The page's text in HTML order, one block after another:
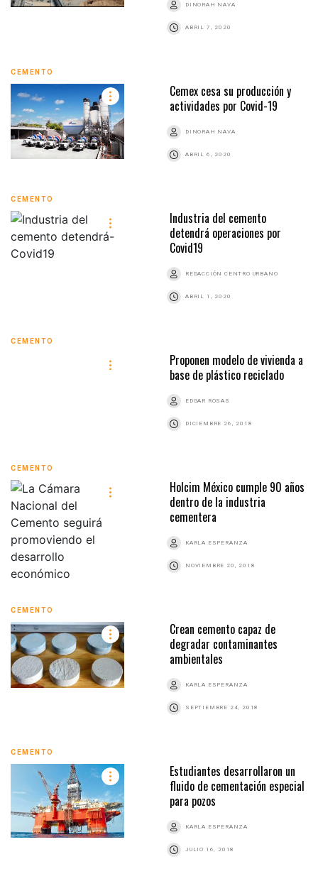
DINORAH NAVA
ABRIL 7, 2020
CEMENTO
Cemex cesa su producción y
actividades por Covid-19
DINORAH NAVA
ABRIL 6, 2020
CEMENTO
Industria del cemento
detendrá operaciones por
Covid19
REDACCIÓN CENTRO URBANO
ABRIL 1, 2020
CEMENTO
Proponen modelo de vivienda a
base de plástico reciclado
EDGAR ROSAS
DICIEMBRE 26, 2018
CEMENTO
Holcim México cumple 90 años
dentro de la industria
cementera
KARLA ESPERANZA
NOVIEMBRE 20, 2018
CEMENTO
Crean cemento capaz de
degradar contaminantes
ambientales
KARLA ESPERANZA
SEPTIEMBRE 24, 2018
CEMENTO
Estudiantes desarrollaron un
fluido de cementación especial
para pozos
KARLA ESPERANZA
JULIO 16, 2018